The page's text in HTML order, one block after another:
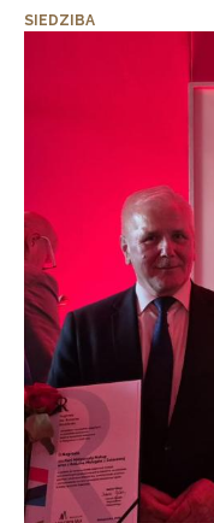
SIEDZIBA